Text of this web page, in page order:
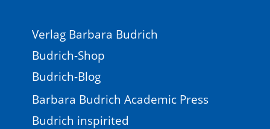
Verlag Barbara Budrich
Budrich-Shop
Budrich-Blog
Barbara Budrich Academic Press
Budrich inspirited